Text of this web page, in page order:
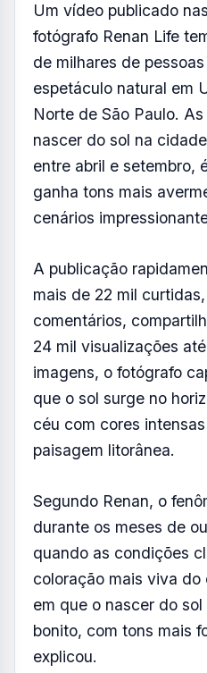
Um vídeo publicado
fotógrafo Renan Life
de milhares de
espetáculo natural em
Norte de São Paulo.
nascer do sol na
entre abril e setembro,
ganha tons mais
cenários
A publicação
mais de 22 mil
comentários,
24 mil visualizações
imagens, o fotógrafo
que o sol surge no
céu com cores
paisagem litorânea.
Segundo Renan, o
durante os meses de
quando as condições
coloração mais viva do
em que o nascer do
bonito, com tons mais
explicou.